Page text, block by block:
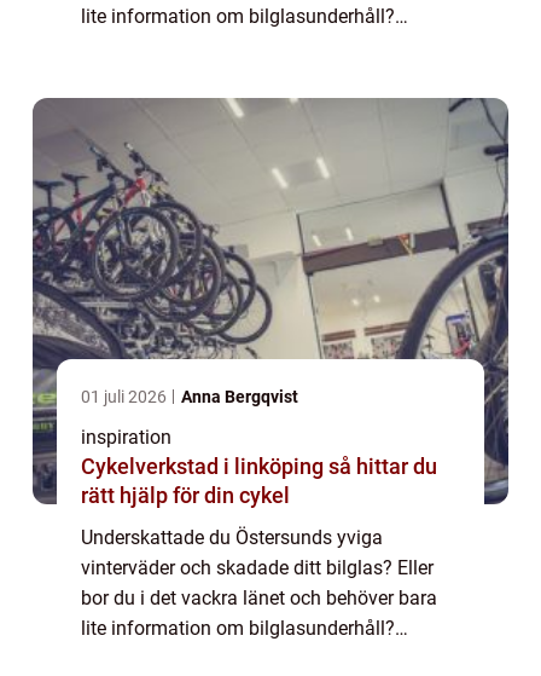
lite information om bilglasunderhåll?
01 juli 2026 Anna Bergqvist
inspiration
Cykelverkstad i linköping så hittar du
rätt hjälp för din cykel
Underskattade du Östersunds yviga
vinterväder och skadade ditt bilglas? Eller
bor du i det vackra länet och behöver bara
lite information om bilglasunderhåll?